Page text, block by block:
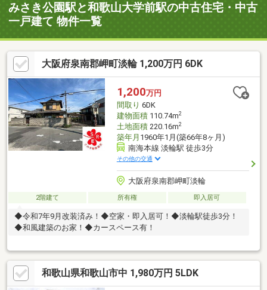
みさき公園駅と和歌山大学前駅の中古住宅・中古
一戸建て 物件一覧
大阪府泉南郡岬町淡輪 1,200万円 6DK
1,200万円
間取り 6DK
建物面積110.74m2
土地面積220.16m2
築年月 1960年1月(築66年8ヶ月)
南海本線 淡輪駅 徒歩3分
その他の交通
大阪府泉南郡岬町淡輪
2階建て 所有権 即入居可
◆令和7年9月改装済み！◆空家・即入居可！◆淡輪駅徒歩3分！
◆和風建築のお家！◆カースペース有！
和歌山県和歌山市中 1,980万円 5LDK